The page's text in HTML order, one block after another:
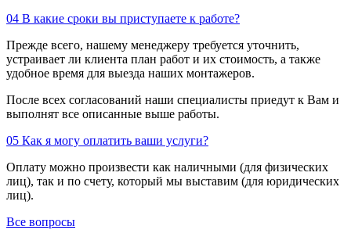
04 В какие сроки вы приступаете к работе?
Прежде всего, нашему менеджеру требуется уточнить,
устраивает ли клиента план работ и их стоимость, а также
удобное время для выезда наших монтажеров.
После всех согласований наши специалисты приедут к Вам и
выполнят все описанные выше работы.
05 Как я могу оплатить ваши услуги?
Оплату можно произвести как наличными (для физических
лиц), так и по счету, который мы выставим (для юридических
лиц).
Все вопросы